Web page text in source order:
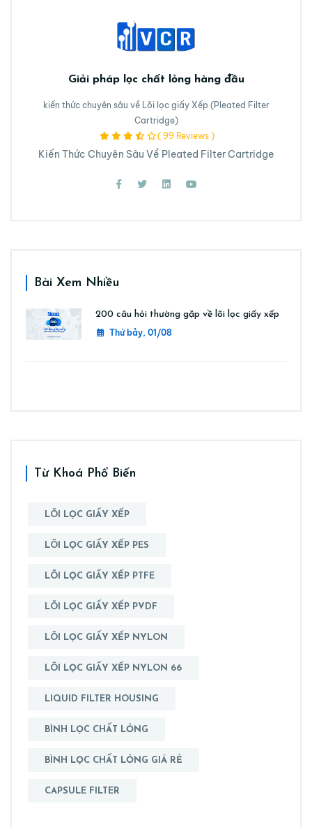
Giải pháp lọc chất lỏng hàng đầu
kiến thức chuyên sâu về Lõi lọc giấy Xếp (Pleated Filter
Cartridge)
( 99 Reviews )
Kiến Thức Chuyên Sâu Về Pleated Filter Cartridge
Bài Xem Nhiều
200 câu hỏi thường gặp về lõi lọc giấy xếp
Thứ bảy, 01/08
Từ Khoá Phổ Biến
LÕI LỌC GIẤY XẾP
LÕI LỌC GIẤY XẾP PES
LÕI LỌC GIẤY XẾP PTFE
LÕI LỌC GIẤY XẾP PVDF
LÕI LỌC GIẤY XẾP NYLON
LÕI LỌC GIẤY XẾP NYLON 66
LIQUID FILTER HOUSING
BÌNH LỌC CHẤT LỎNG
BÌNH LỌC CHẤT LỎNG GIÁ RẺ
CAPSULE FILTER